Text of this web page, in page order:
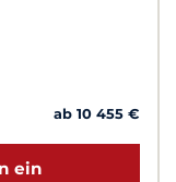
ab 10 455 €
ein